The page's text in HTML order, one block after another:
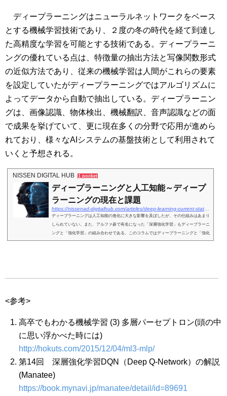
ディープラーニングはニューラルネットワークをベース
とする機械学習技術であり、２度の冬の時代を経て到達し
た高精度な学習を可能とする技術である。ディープラーニ
ングの優れている点は、特徴量の抽出方法と写像関数形式
の近似方法であり、従来の機械学習は人間がこれらの要素
を設定していたがディープラーニングではアルゴリズムに
よってデータから自動で抽出している。ディープラーニン
グは、画像認識、物体検出、機械翻訳、音声認識などの面
で成果を挙げていて、更に現在多くの分野で応用が進めら
れており、様々なAIシステムの基盤技術として利用されて
いくと予想される。
NISSEN DIGITAL HUB 1 pocket
ディープラーニングと人工知能～ディープ
ラーニングの現在と課題
ディープラーニングは人工知能の進化に大きな影響を及ぼしたが、その仕組みはあまり
しられていない。また、アルファ碁で有名になった「深層強化学習」もディープラーニ
ングと「強化学習」の組み合わせである。このコラムではディープラーニングと「強化
学習」、さら...
<参考>
高卒でもわかる機械学習 (3) 多層パーセプトロン(頭の中
に思い浮かべた時には)
http://hokuts.com/2015/12/04/ml3-mlp/
第14回 深層強化学習DQN（Deep Q-Network）の解説
(Manatee)
https://book.mynavi.jp/manatee/detail/id=89691